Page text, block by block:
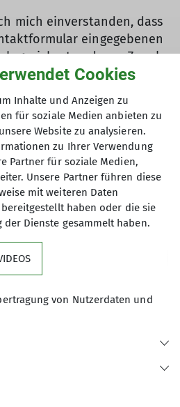
mich einverstanden, dass
eingegebenen
gesichert und zum Zweck
verarbeitet und
jederzeit wiederrufen
Absenden
Cookies
Inhalte und Anzeigen zu
für soziale Medien anbieten zu
Website zu analysieren.
zu Ihrer Verwendung
Partner für soziale Medien,
Unsere Partner führen diese
mit weiteren Daten
haben oder die sie
Dienste gesammelt haben.
von Nutzerdaten und